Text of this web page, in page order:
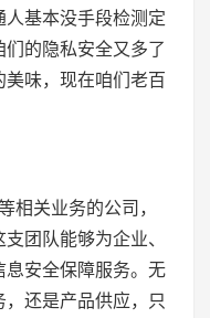
基本没手段检测定
的隐私安全又多了
味，现在咱们老百
相关业务的公司，
团队能够为企业、
安全保障服务。无
还是产品供应，只